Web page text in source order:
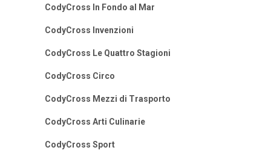
CodyCross In Fondo al Mar
CodyCross Invenzioni
CodyCross Le Quattro Stagioni
CodyCross Circo
CodyCross Mezzi di Trasporto
CodyCross Arti Culinarie
CodyCross Sport